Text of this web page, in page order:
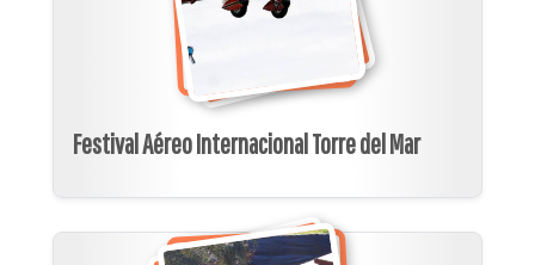
Festival Aéreo Internacional Torre del Mar